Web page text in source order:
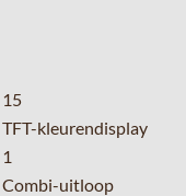
15
TFT-kleurendisplay
1
Combi-uitloop